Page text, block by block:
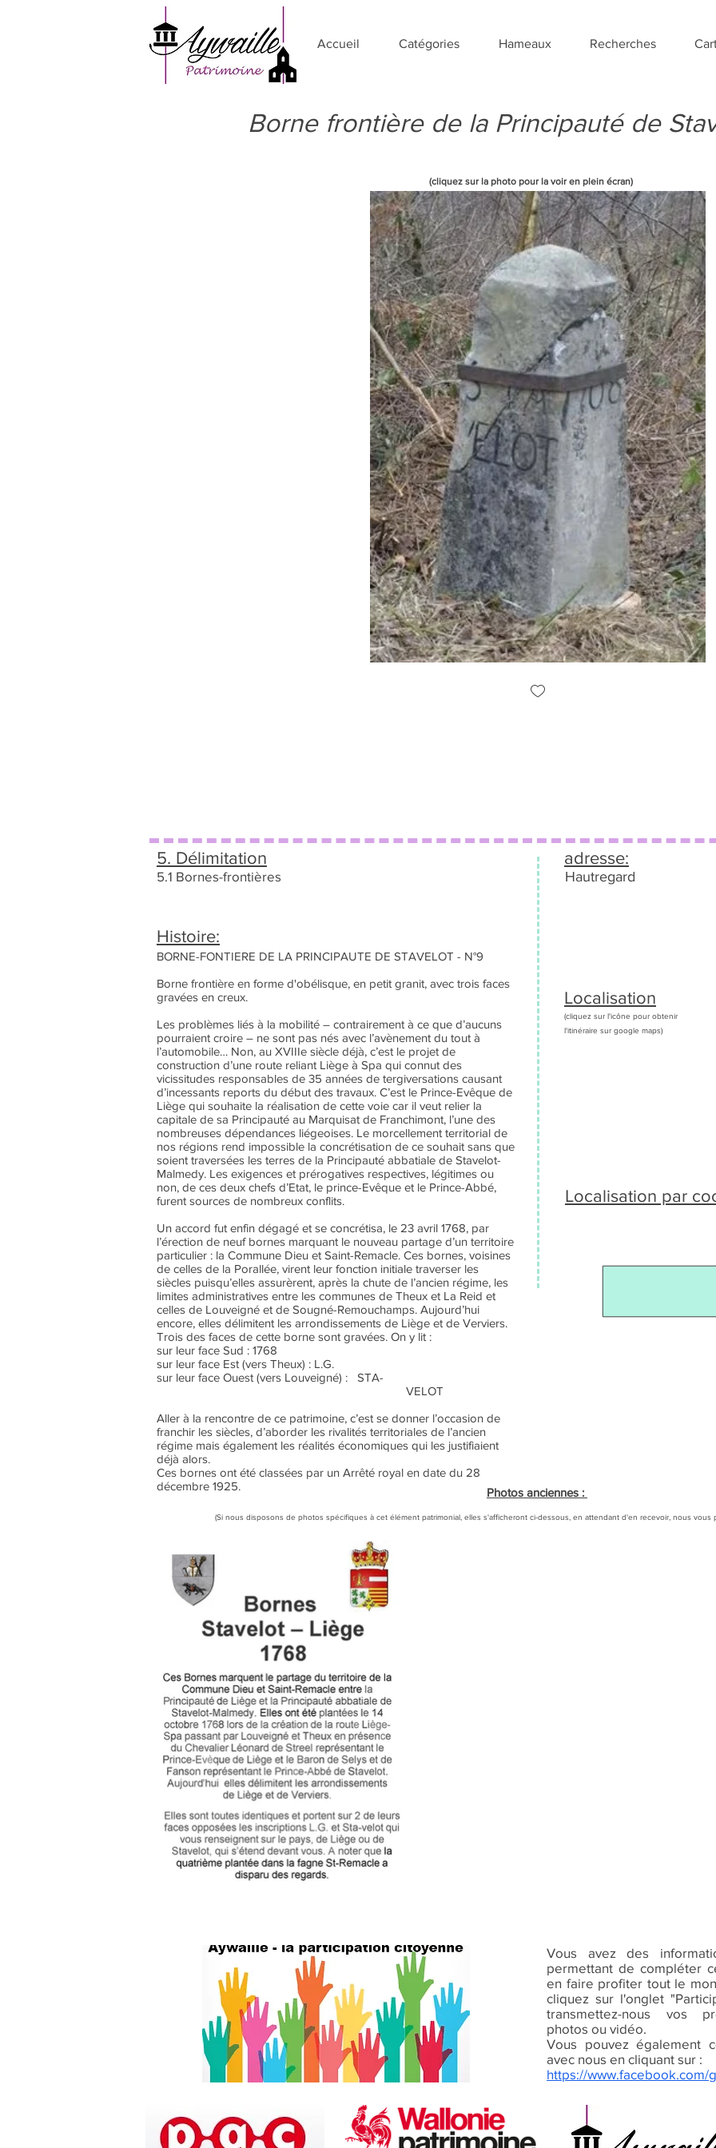
Accueil Catégories Hameaux Recherches
Borne frontière de la Principauté de
(cliquez sur la photo pour la voir en plein écran)
5. Délimitation
5.1 Bornes-frontières
adresse:
Hautregard
Histoire:
BORNE-FONTIERE DE LA PRINCIPAUTE DE STAVELOT - N°9
Borne frontière en forme d'obélisque, en petit granit, avec trois faces
gravées en creux.
Les problèmes liés à la mobilité – contrairement à ce que d’aucuns
pourraient croire – ne sont pas nés avec l’avènement du tout à
l’automobile… Non, au XVIIIe siècle déjà, c’est le projet de
construction d’une route reliant Liège à Spa qui connut des
vicissitudes responsables de 35 années de tergiversations causant
d’incessants reports du début des travaux. C’est le Prince-Evêque de
Liège qui souhaite la réalisation de cette voie car il veut relier la
capitale de sa Principauté au Marquisat de Franchimont, l’une des
nombreuses dépendances liégeoises. Le morcellement territorial de
nos régions rend impossible la concrétisation de ce souhait sans que
soient traversées les terres de la Principauté abbatiale de Stavelot-
Malmedy. Les exigences et prérogatives respectives, légitimes ou
non, de ces deux chefs d’Etat, le prince-Evêque et le Prince-Abbé,
furent sources de nombreux conflits.
Un accord fut enfin dégagé et se concrétisa, le 23 avril 1768, par
l’érection de neuf bornes marquant le nouveau partage d’un territoire
particulier : la Commune Dieu et Saint-Remacle. Ces bornes, voisines
de celles de la Porallée, virent leur fonction initiale traverser les
siècles puisqu’elles assurèrent, après la chute de l’ancien régime, les
limites administratives entre les communes de Theux et La Reid et
celles de Louveigné et de Sougné-Remouchamps. Aujourd’hui
encore, elles délimitent les arrondissements de Liège et de Verviers.
Trois des faces de cette borne sont gravées. On y lit :
sur leur face Sud : 1768
sur leur face Est (vers Theux) : L.G.
sur leur face Ouest (vers Louveigné) : STA-
VELOT
Aller à la rencontre de ce patrimoine, c’est se donner l’occasion de
franchir les siècles, d’aborder les rivalités territoriales de l’ancien
régime mais également les réalités économiques qui les justifiaient
déjà alors.
Ces bornes ont été classées par un Arrêté royal en date du 28
décembre 1925.
Localisation
(cliquez sur l'icône pour obtenir
l'itinéraire sur google maps)
Localisation par
Photos anciennes :
(Si nous disposons de photos spécifiques à cet élément patrimonial, elles s'afficheront ci-dessous, en attendant d'en recevoir, nous
Vous avez des
permettant de compléter
en faire profiter tout le
cliquez sur l'onglet
transmettez-nous vos
photos ou vidéo.
Vous pouvez également
avec nous en cliquant sur :
https://www.facebook.com/